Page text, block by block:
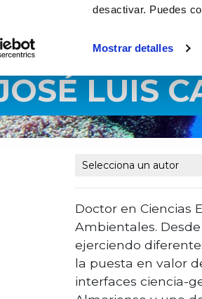
desactivar. Puedes
Mostrar detalles
LUIS
Doctor en Ciencias
Ambientales.
ejerciendo
la puesta en valor
interfaces ciencia-